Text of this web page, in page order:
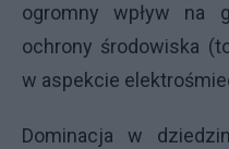
ogromny wpływ na
ochrony środowiska
w aspekcie
Dominacja w